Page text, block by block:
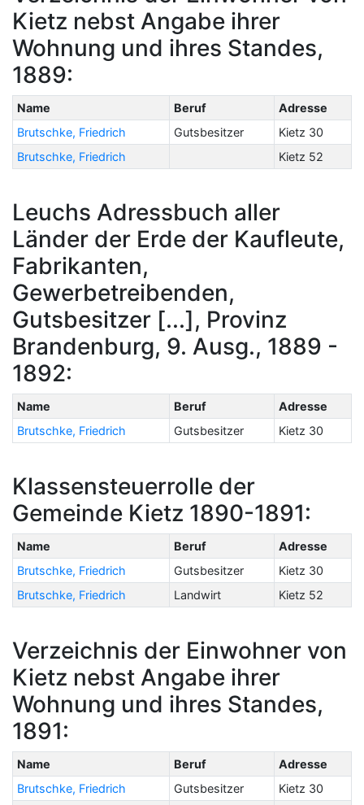
Kietz nebst Angabe ihrer
Wohnung und ihres Standes,
1889:
Name Beruf
Adresse
Brutschke, Friedrich
Gutsbesitzer
Kietz 30
Brutschke, Friedrich
Kietz 52
Leuchs Adressbuch aller
Länder der Erde der Kaufleute,
Fabrikanten,
Gewerbetreibenden,
Gutsbesitzer [...], Provinz
Brandenburg, 9. Ausg., 1889 -
1892:
Name Beruf
Adresse
Brutschke, Friedrich
Gutsbesitzer Kietz 30
Klassensteuerrolle der
Gemeinde Kietz 1890-1891:
Name Beruf
Adresse
Brutschke, Friedrich
Gutsbesitzer
Kietz 30
Brutschke, Friedrich
Landwirt Kietz 52
Verzeichnis der Einwohner von
Kietz nebst Angabe ihrer
Wohnung und ihres Standes,
1891:
Name Beruf
Adresse
Brutschke, Friedrich
Gutsbesitzer
Kietz 30